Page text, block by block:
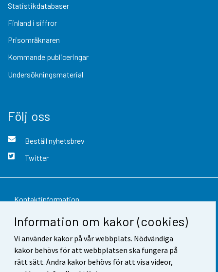
Information om kakor (cookies)
Vi använder kakor på vår webbplats. Nödvändiga
kakor behövs för att webbplatsen ska fungera på
rätt sätt. Andra kakor behövs för att visa videor,
Statistikdatabaser
Finland i siffror
Prisomräknaren
Kommande publiceringar
Undersökningsmaterial
Följ oss
Beställ nyhetsbrev
Twitter
Kontaktinformation
Respons
Användarvillkor
Dataskydd